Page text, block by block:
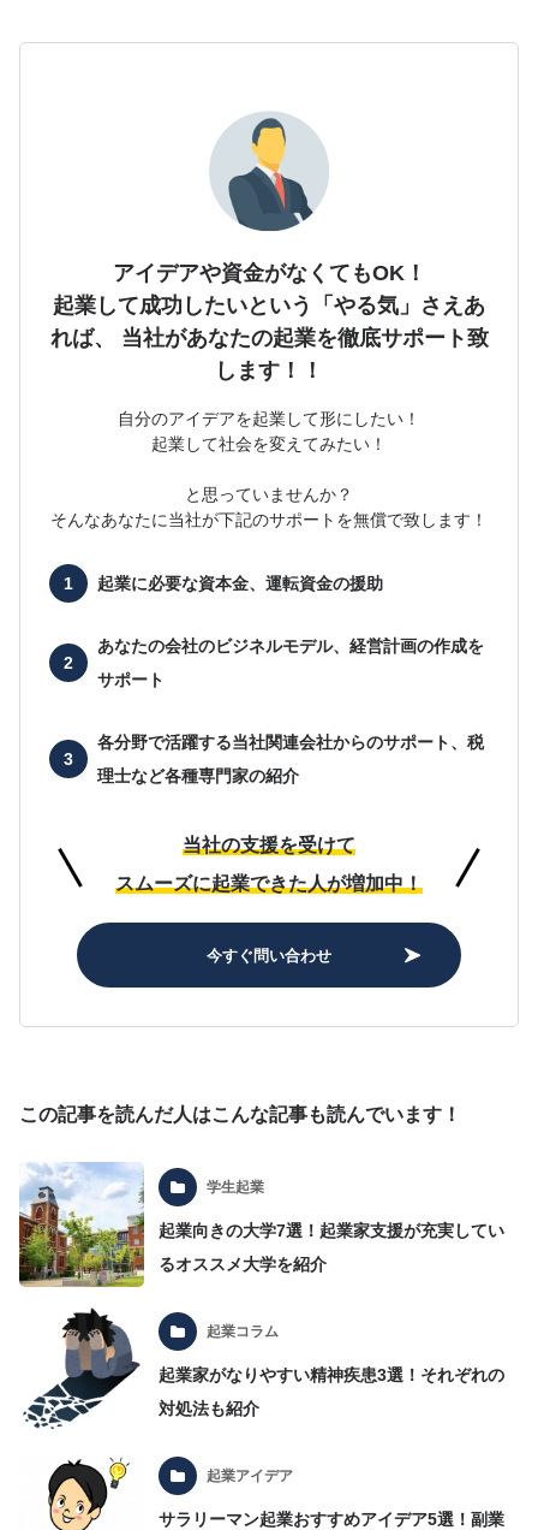
アイデアや資金がなくてもOK！
起業して成功したいという「やる気」さえあ
れば、
当社があなたの起業を徹底サポート致
します！！
自分のアイデアを起業して形にしたい！
起業して社会を変えてみたい！
と思っていませんか？
そんなあなたに当社が下記のサポートを無償で致します！
起業に必要な資本金、運転資金の援助
あなたの会社のビジネルモデル、経営計画の作成を
サポート
各分野で活躍する当社関連会社からのサポート、 税
理士など各種専門家の紹介
当社の支援を受けて
スムーズに起業できた人が増加中！
今すぐ問い合わせ
この記事を読んだ人はこんな記事も読んでいます！
学生起業
起業向きの大学7選！起業家支援が充実してい
るオススメ大学を紹介
起業コラム
起業家がなりやすい精神疾患3選！それぞれの
対処法も紹介
起業アイデア
サラリーマン起業おすすめアイデア5選！副業